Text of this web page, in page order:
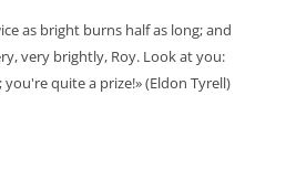
as bright burns half as long; and
very brightly, Roy. Look at you:
quite a prize!» (Eldon Tyrell)